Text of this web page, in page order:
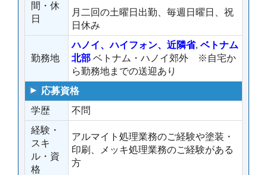
間・休
日
月二回の土曜日出勤、毎週日曜日、祝
日休み
勤務地
ハノイ、ハイフォン、近隣省, ベトナム
北部 ベトナム・ハノイ郊外 ※自宅か
ら勤務地までの送迎あり
応募資格
学歴
不問
経験・
スキ
ル・資
格
アルマイト処理業務のご経験や塗装・
印刷、メッキ処理業務のご経験がある
方